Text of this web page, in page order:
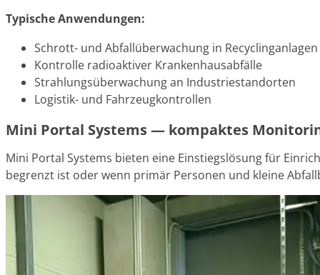
Typische Anwendungen:
Schrott- und Abfallüberwachung in Recyclinganlagen
Kontrolle radioaktiver Krankenhausabfälle
Strahlungsüberwachung an Industriestandorten
Logistik- und Fahrzeugkontrollen
Mini Portal Systems — kompaktes
Mini Portal Systems bieten eine Einstiegslösung für
begrenzt ist oder wenn primär Personen und kleine